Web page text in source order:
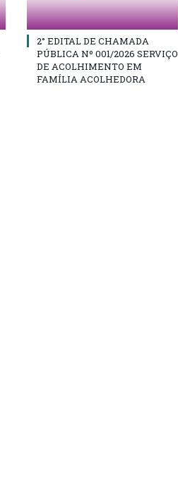
2° EDITAL DE CHAMADA
PÚBLICA Nº 001/2026 SERVIÇO
DE ACOLHIMENTO EM
FAMÍLIA ACOLHEDORA